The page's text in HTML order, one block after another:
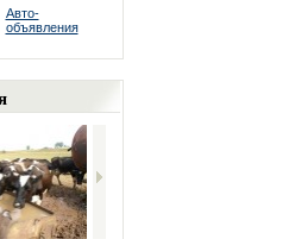
Авто-
объявления